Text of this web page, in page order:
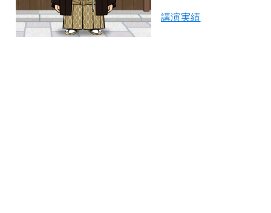
講演実績